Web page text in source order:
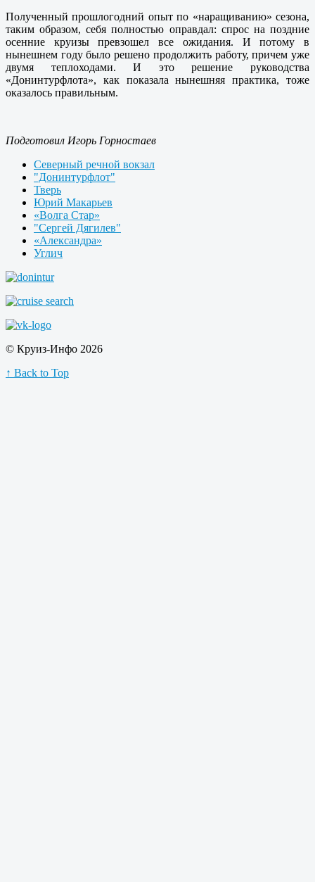
Полученный прошлогодний опыт по «наращиванию» сезона,
таким образом, себя полностью оправдал: спрос на поздние
осенние круизы превзошел все ожидания. И потому в
нынешнем году было решено продолжить работу, причем уже
двумя теплоходами. И это решение руководства
«Донинтурфлота», как показала нынешняя практика, тоже
оказалось правильным.
Подготовил Игорь Горностаев
Северный речной вокзал
"Донинтурфлот"
Тверь
Юрий Макарьев
«Волга Стар»
"Сергей Дягилев"
«Александра»
Углич
© Круиз-Инфо 2026
↑ Back to Top